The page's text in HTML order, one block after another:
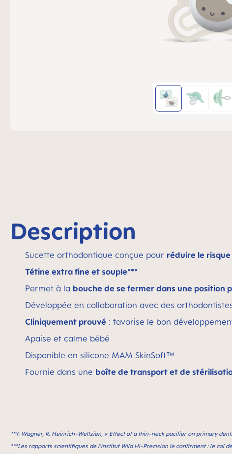
Description
Sucette orthodontique conçue pour réduire le
Tétine extra fine et souple***
Permet à la bouche de se fermer dans une position
Développée en collaboration avec des
Cliniquement prouvé : favorise le bon
Apaise et calme bébé
Disponible en silicone MAM SkinSoft™
Fournie dans une boîte de transport et de
**Y. Wagner, R. Heinrich-Weltzien, « Effect of a thin-neck paciﬁer on primary
***Les rapports scientifiques de l’institut Wild Hi-Precision le confirment : le col